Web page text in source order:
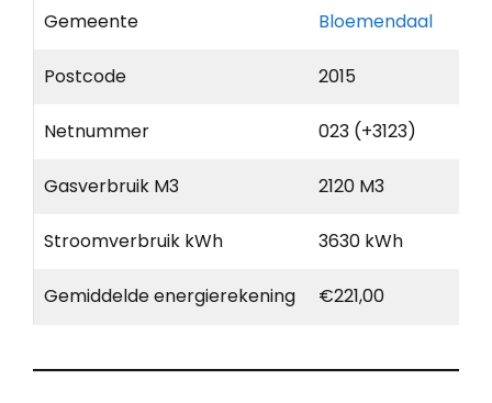
Gemeente Bloemendaal
Postcode 2015
Netnummer 023 (+3123)
Gasverbruik M3 2120 M3
Stroomverbruik kWh 3630 kWh
Gemiddelde energierekening €221,00